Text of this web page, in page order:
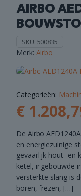
AIRBO
SKU: 500835
Merk: Airbo
Categorieën:
€
De Airbo
en energiezuinige
gevaarlijk hout- en
ketel, ingebouwde
versterkte slang is
boren, frezen, […]
ACCESSOIRES
COMBI
DEALS